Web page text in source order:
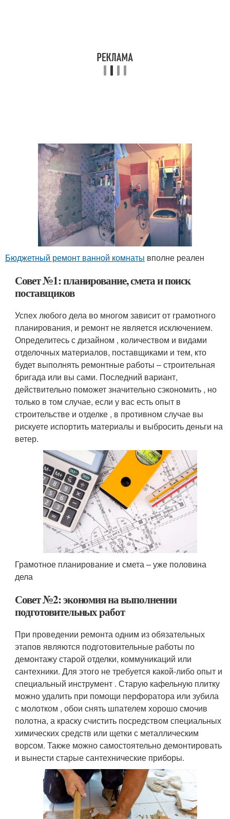
Бюджетный ремонт ванной комнаты вполне реален
Совет №1: планирование, смета и поиск
поставщиков
Успех любого дела во многом зависит от грамотного
планирования, и ремонт не является исключением.
Определитесь с дизайном , количеством и видами
отделочных материалов, поставщиками и тем, кто
будет выполнять ремонтные работы – строительная
бригада или вы сами. Последний вариант,
действительно поможет значительно сэкономить , но
только в том случае, если у вас есть опыт в
строительстве и отделке , в противном случае вы
рискуете испортить материалы и выбросить деньги на
ветер.
Грамотное планирование и смета – уже половина
дела
Совет №2: экономия на выполнении
подготовительных работ
При проведении ремонта одним из обязательных
этапов являются подготовительные работы по
демонтажу старой отделки, коммуникаций или
сантехники. Для этого не требуется какой-либо опыт и
специальный инструмент . Старую кафельную плитку
можно удалить при помощи перфоратора или зубила
с молотком , обои снять шпателем хорошо смочив
полотна, а краску счистить посредством специальных
химических средств или щетки с металлическим
ворсом. Также можно самостоятельно демонтировать
и вынести старые сантехнические приборы.